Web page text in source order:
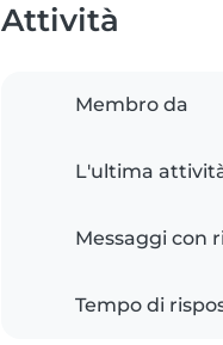
Attività
Membro da
L'ultima
Messaggi con
Tempo di